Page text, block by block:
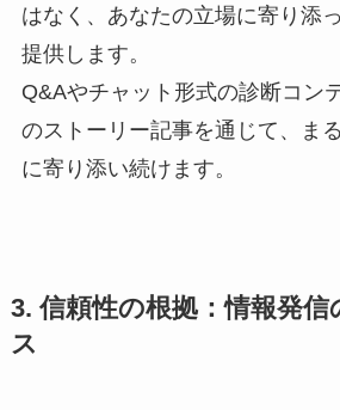
はなく、あなたの立場に寄り添
提供します。
Q&Aやチャット形式の診断コン
のストーリー記事を通じて、ま
に寄り添い続けます。
3. 信頼性の根拠：情報発
ス